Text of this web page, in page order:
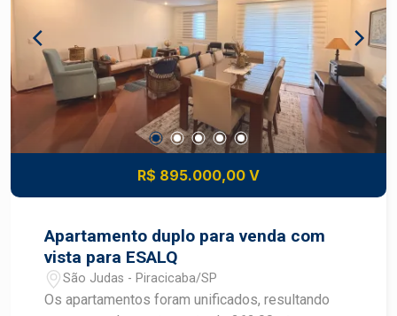
R$ 895.000,00 V
Apartamento duplo para venda com
vista para ESALQ
São Judas - Piracicaba/SP
Os apartamentos foram unificados, resultando